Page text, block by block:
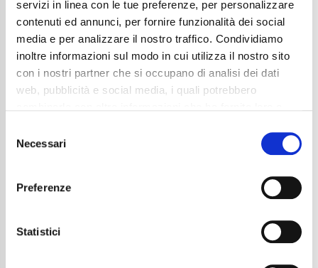
servizi in linea con le tue preferenze, per personalizzare
contenuti ed annunci, per fornire funzionalità dei social
media e per analizzare il nostro traffico. Condividiamo
inoltre informazioni sul modo in cui utilizza il nostro sito
con i nostri partner che si occupano di analisi dei dati
web, pubblicità e social media, i quali potrebbero
mera chiusura del banner non comporta l’accettazione
tutti” o selezionando le diverse categorie di cookies
Selection
Necessari
Preferenze
Statistici
Mercedes-Benz C 200 d Mild hybrid Advanced
Chilometraggio
Normativa Euro